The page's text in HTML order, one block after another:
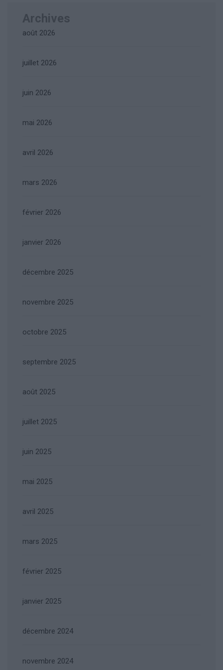
Archives
août 2026
juillet 2026
juin 2026
mai 2026
avril 2026
mars 2026
février 2026
janvier 2026
décembre 2025
novembre 2025
octobre 2025
septembre 2025
août 2025
juillet 2025
juin 2025
mai 2025
avril 2025
mars 2025
février 2025
janvier 2025
décembre 2024
novembre 2024